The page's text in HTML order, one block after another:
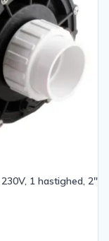
1 hastighed, 2″